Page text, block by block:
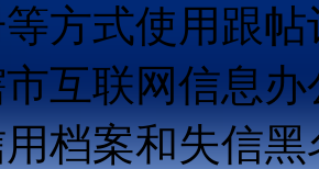
方式使用跟
互联网信息
档案和失信